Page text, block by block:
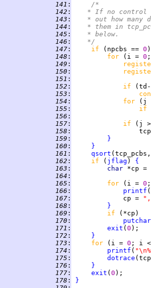
141 :
/*
142 :
* If no
143 :
* out how many
144 :
* them in
145 :
	 * below.
146 :
	 */
147 : if (npcbs == 0
148 : for (i = 0
149 :
150 :
151 :
152 : if
153 :
154 : for
(j
155 :
if
156 :
157 :
if
158 :
159 :
}
160 :
}
161 : qsort
162 : if ( jflag ) {
163 : char *cp =
164 :
165 : for (i = 0
166 : printf (
167 :
             cp =
168 :
}
169 : if
170 :
putchar
171 : exit ( 0
172 :
}
173 : for (i = 0 ; i <
174 : printf (
175 :
dotrace
176 :
}
177 : exit ( 0
178 :
}